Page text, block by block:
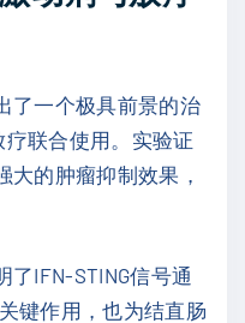
了一个极具前景的治
疗联合使用。实验证
大的肿瘤抑制效果，
IFN-STING信号通
键作用，也为结直肠